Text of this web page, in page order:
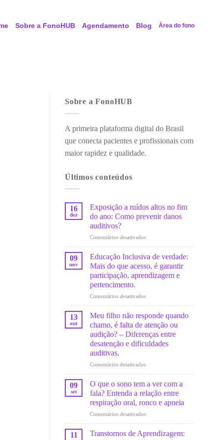
Sobre a FonoHUB Agendamento Blog Área do fono
Sobre a FonoHUB
A primeira plataforma digital do Brasil
que conecta pacientes e profissionais com
maior rapidez e qualidade.
Últimos conteúdos
16
dez
Exposição a ruídos altos no fim
do ano: Como prevenir danos
auditivos?
Comentários desativadosem
ruídos
altos
no
do
Como
prevenir
danos
auditivos?
09
nov
Educação Inclusiva de verdade:
Mais do que acesso, é garantir
participação, aprendizagem e
pertencimento.
Comentários desativadosem
Inclusiva
de
verdade:
Mais
do
participação,
aprendizagem
e
pertencimento.
13
out
Meu filho não responde quando
chamo, é falta de atenção ou
audição? – Diferenças entre
desatenção e dificuldades
auditivas.
Comentários desativadosem
responde
quando
chamo,
09
set
O que o sono tem a ver com a
fala? Entenda a relação entre
respiração oral, ronco e apneia
Comentários desativadosem
11
Transtornos de Aprendizagem: